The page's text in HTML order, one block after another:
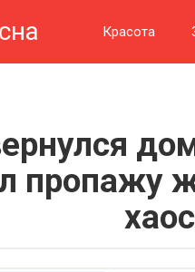
Красота
пропажу
хаос